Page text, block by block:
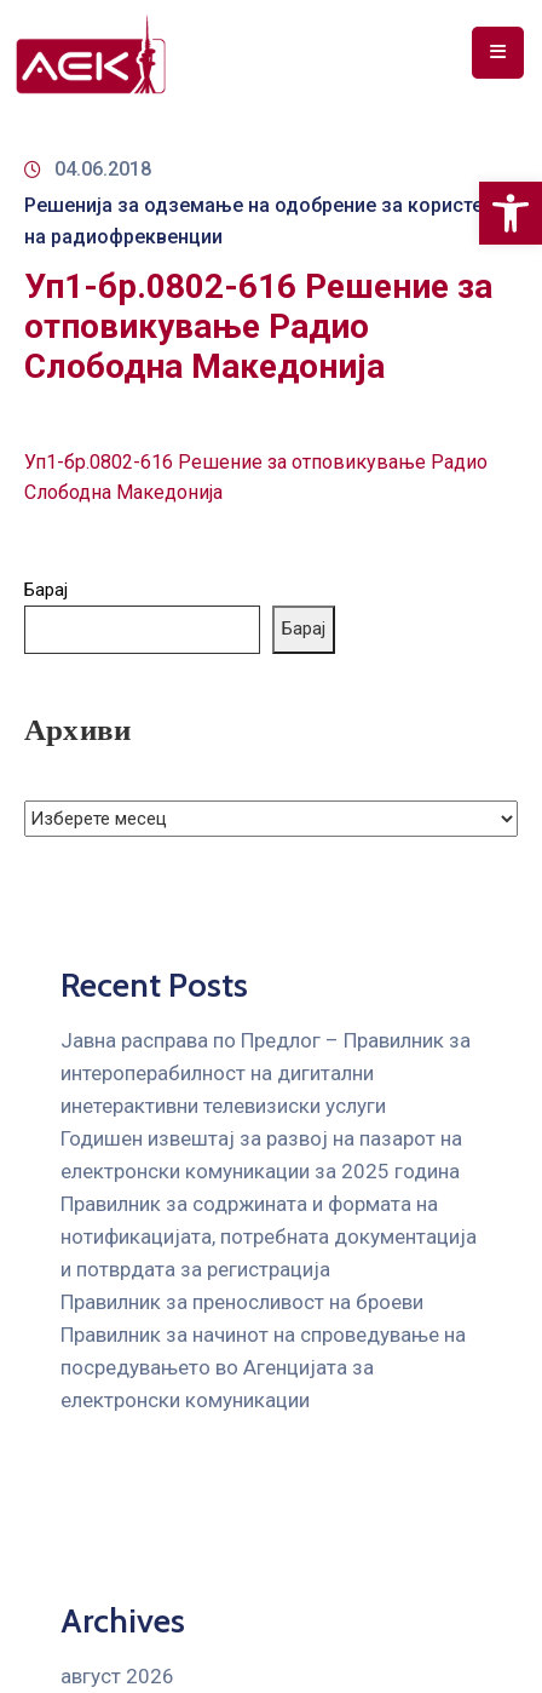
ЗА
ДОКУМЕНТИ
РФ
СПЕКТАР
ТЕЛЕКОМУНИКАЦИИ
НА
ПАЗАР
ЗА
КОРИСНИЦИ
04.06.2018
Решенија за одземање на одобрение за користење
на радиофреквенции
Уп1-бр.0802-616 Решение за
отповикување Радио
Слободна Македонија
Уп1-бр.0802-616 Решение за отповикување Радио
Слободна Македонија
Барај
Барај
Архиви
Recent Posts
Јавна расправа по Предлог – Правилник за
интероперабилност на дигитални
инетерактивни телевизиски услуги
Годишен извештај за развој на пазарот на
електронски комуникации за 2025 година
Правилник за содржината и формата на
нотификацијата, потребната документација
и потврдата за регистрација
Правилник за преносливост на броеви
Правилник за начинот на спроведување на
посредувањето во Агенцијата за
електронски комуникации
Archives
август 2026